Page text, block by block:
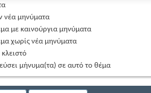
νέα μηνύματα
με καινούργια μηνύματα
χωρίς νέα μηνύματα
μήνυμα(τα) σε αυτό το θέμα